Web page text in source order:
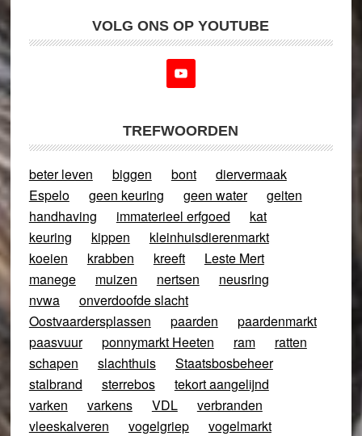
VOLG ONS OP YOUTUBE
TREFWOORDEN
beter leven biggen bont
diervermaak
Espelo
geen keuring geen water
geiten
handhaving
immaterieel erfgoed
kat
keuring
kippen
kleinhuisdierenmarkt
koeien
krabben kreeft
Leste Mert
manege
muizen nertsen
neusring
nvwa
onverdoofde slacht
Oostvaardersplassen
paarden
paardenmarkt
paasvuur
ponnymarkt Heeten ram
ratten
schapen
slachthuis
Staatsbosbeheer
stalbrand
sterrebos
tekort aangelijnd
varken
varkens VDL
verbranden
vleeskalveren
vogelgriep
vogelmarkt